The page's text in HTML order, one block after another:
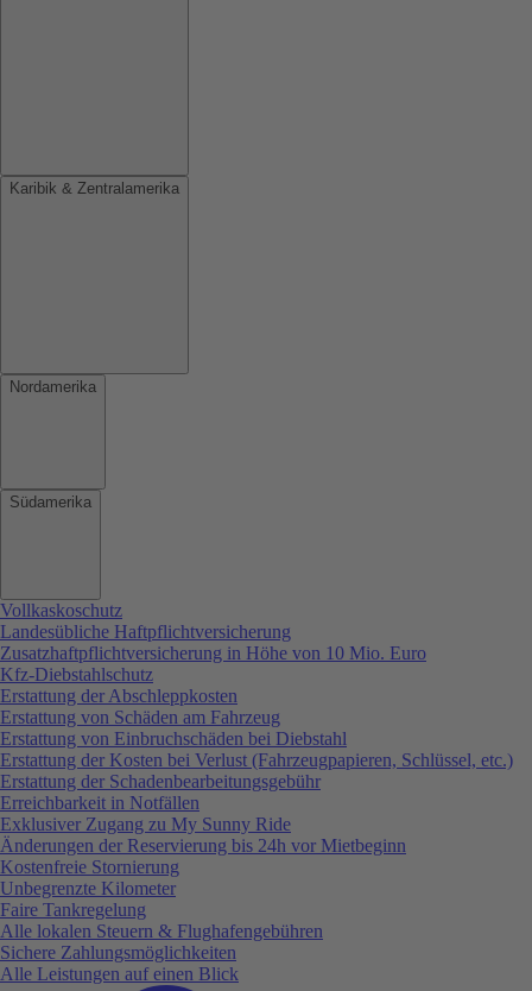
Karibik & Zentralamerika
Nordamerika
Südamerika
Vollkaskoschutz
Landesübliche Haftpflichtversicherung
Zusatzhaftpflichtversicherung in Höhe von 10 Mio. Euro
Kfz-Diebstahlschutz
Erstattung der Abschleppkosten
Erstattung von Schäden am Fahrzeug
Erstattung von Einbruchschäden bei Diebstahl
Erstattung der Kosten bei Verlust (Fahrzeugpapieren, Schlüssel, etc.)
Erstattung der Schadenbearbeitungsgebühr
Erreichbarkeit in Notfällen
Exklusiver Zugang zu My Sunny Ride
Änderungen der Reservierung bis 24h vor Mietbeginn
Kostenfreie Stornierung
Unbegrenzte Kilometer
Faire Tankregelung
Alle lokalen Steuern & Flughafengebühren
Sichere Zahlungsmöglichkeiten
Alle Leistungen auf einen Blick